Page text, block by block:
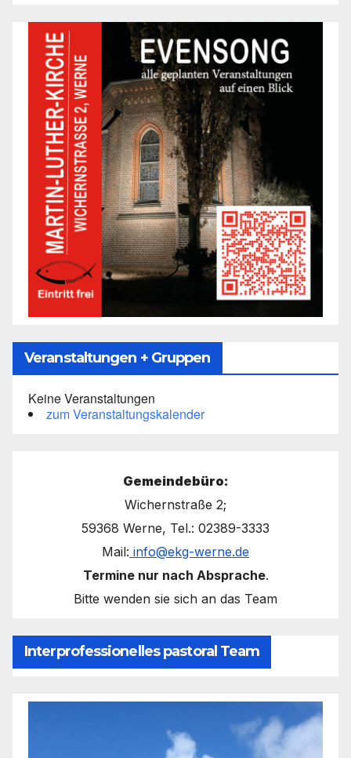
Veranstaltungen + Gruppen
Keine Veranstaltungen
zum Veranstaltungskalender
Gemeindebüro:
Wichernstraße 2;
59368 Werne, Tel.: 02389-3333
Mail: info@ekg-werne.de
Termine nur nach Absprache.
Bitte wenden sie sich an das Team
Interprofessionelles pastoral Team